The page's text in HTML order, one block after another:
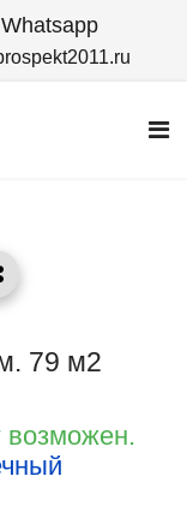
Whatsapp
79 м2
возможен.